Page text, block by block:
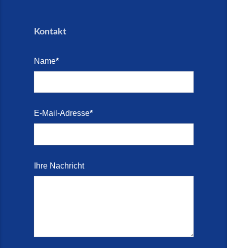
Kontakt
Name*
E-Mail-Adresse*
Ihre Nachricht